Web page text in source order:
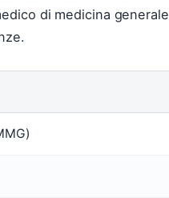
di medicina generale